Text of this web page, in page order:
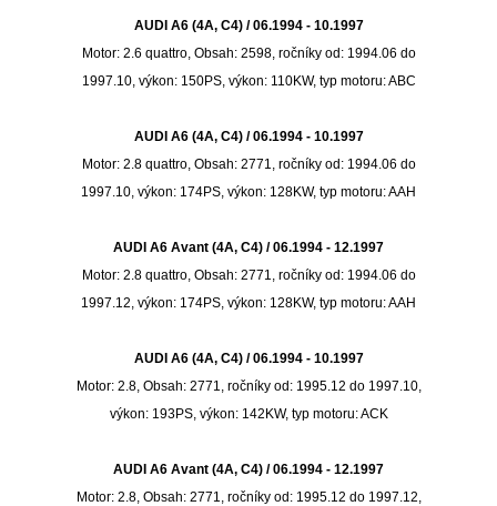
AUDI A6 (4A, C4) / 06.1994 - 10.1997
Motor: 2.6 quattro, Obsah: 2598, ročníky od: 1994.06 do
1997.10, výkon: 150PS, výkon: 110KW, typ motoru: ABC
AUDI A6 (4A, C4) / 06.1994 - 10.1997
Motor: 2.8 quattro, Obsah: 2771, ročníky od: 1994.06 do
1997.10, výkon: 174PS, výkon: 128KW, typ motoru: AAH
AUDI A6 Avant (4A, C4) / 06.1994 - 12.1997
Motor: 2.8 quattro, Obsah: 2771, ročníky od: 1994.06 do
1997.12, výkon: 174PS, výkon: 128KW, typ motoru: AAH
AUDI A6 (4A, C4) / 06.1994 - 10.1997
Motor: 2.8, Obsah: 2771, ročníky od: 1995.12 do 1997.10,
výkon: 193PS, výkon: 142KW, typ motoru: ACK
AUDI A6 Avant (4A, C4) / 06.1994 - 12.1997
Motor: 2.8, Obsah: 2771, ročníky od: 1995.12 do 1997.12,